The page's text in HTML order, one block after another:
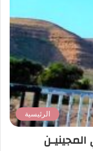
الرئيسية